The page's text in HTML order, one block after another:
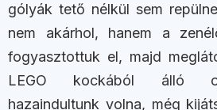
gólyák tető nélkül sem
nem akárhol, hanem a
fogyasztottuk el, majd
LEGO kockából álló
hazaindultunk volna, még